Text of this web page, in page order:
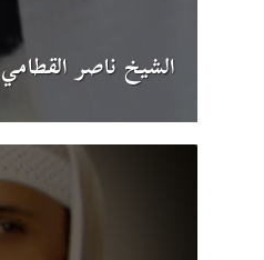
الشيخ ناصر القطامي